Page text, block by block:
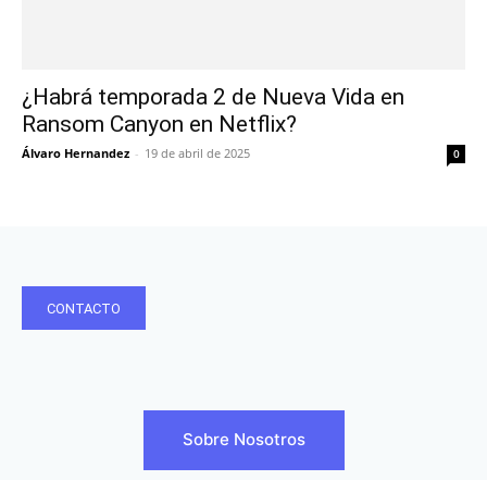
¿Habrá temporada 2 de Nueva Vida en
Ransom Canyon en Netflix?
Álvaro Hernandez - 19 de abril de 2025 0
CONTACTO
Sobre Nosotros